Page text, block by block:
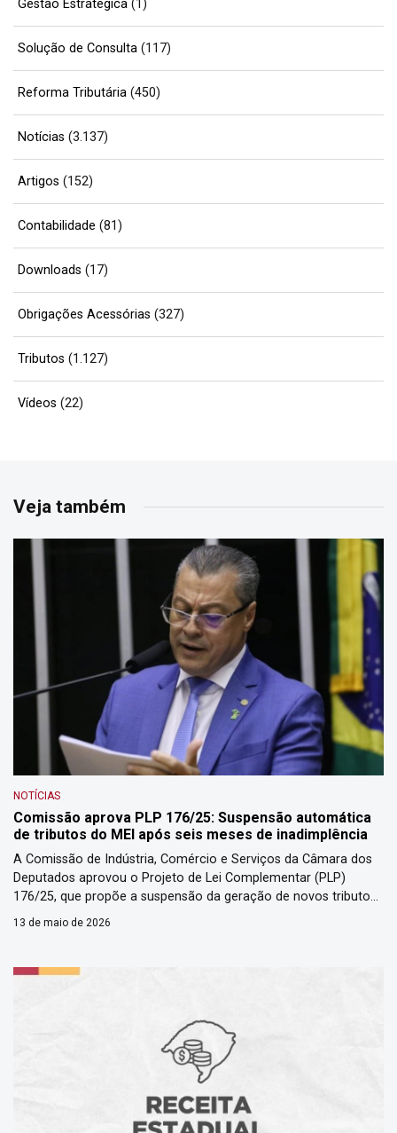
Gestão Estratégica (1)
Solução de Consulta (117)
Reforma Tributária (450)
Notícias (3.137)
Artigos (152)
Contabilidade (81)
Downloads (17)
Obrigações Acessórias (327)
Tributos (1.127)
Vídeos (22)
Veja também
NOTÍCIAS
Comissão aprova PLP 176/25: Suspensão automática
de tributos do MEI após seis meses de inadimplência
A Comissão de Indústria, Comércio e Serviços da Câmara dos
Deputados aprovou o Projeto de Lei Complementar (PLP)
176/25, que propõe a suspensão da geração de novos tributos
mensais para o Microempreendedor Individual (MEI) após seis
impagáveis […]
13 de maio de 2026